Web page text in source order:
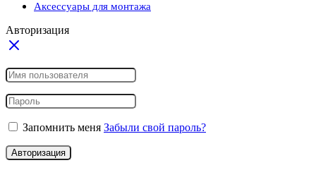
Аксессуары для монтажа
Авторизация
Запомнить меня Забыли свой пароль?
Авторизация